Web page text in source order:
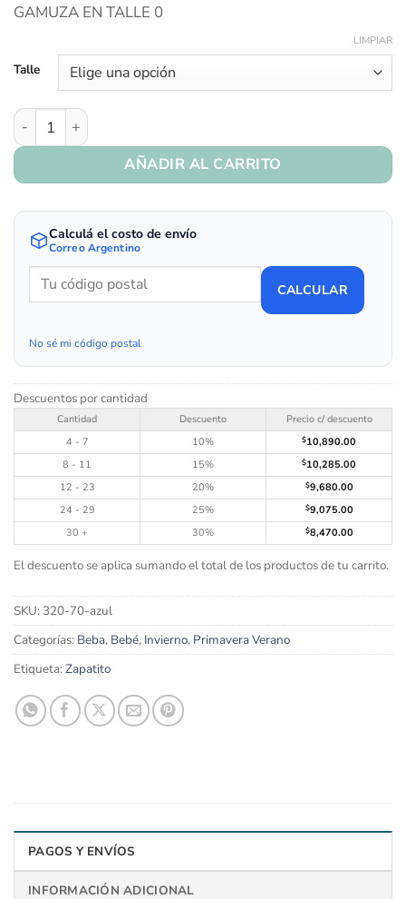
GAMUZA EN TALLE 0
Talle
LIMPIAR
Art. 320/70 - Azul cantidad
AÑADIR AL CARRITO
Calculá el costo de envío
Correo Argentino
CALCULAR
No sé mi código postal
Descuentos por cantidad
Cantidad Descuento
Precio c/ descuento
4 - 7
10% $10,890.00
8 - 11
15% $10,285.00
12 - 23
20% $9,680.00
24 - 29
25% $9,075.00
30 +
30% $8,470.00
El descuento se aplica sumando el total de los productos de tu carrito.
SKU: 320-70-azul
Categorías: Beba, Bebé, Invierno, Primavera Verano
Etiqueta:Zapatito
PAGOS Y ENVÍOS
INFORMACIÓN ADICIONAL